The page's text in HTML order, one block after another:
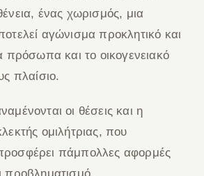
ένας χωρισμός, μια
αγώνισμα προκλητικό και
πρόσωπα και το οικογενειακό
πλαίσιο.
οι θέσεις και η
ομιλήτριας, που
πάμπολλες αφορμές